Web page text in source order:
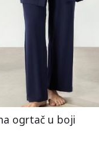
ogrtač u boji